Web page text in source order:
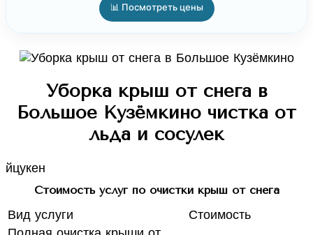
📊 Посмотреть цены
Уборка крыш от снега в
Большое Кузёмкино чистка от
льда и сосулек
йцукен
Стоимость услуг по очистки крыш от снега
Вид услуги
Стоимость